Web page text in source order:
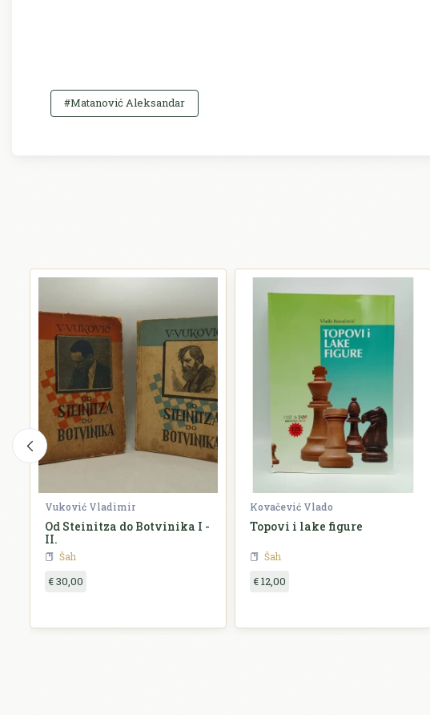
#Matanović Aleksandar
Vuković Vladimir
Od Steinitza do Botvinika I -
II.
Šah
€ 30,00
Kovačević Vlado
Topovi i lake figure
Šah
€ 12,00